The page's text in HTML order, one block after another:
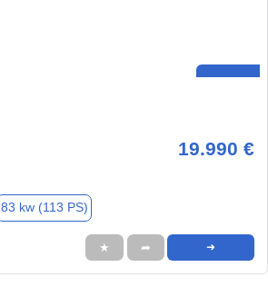
19.990 €
83 kw (113 PS)
★ ➦ ➜